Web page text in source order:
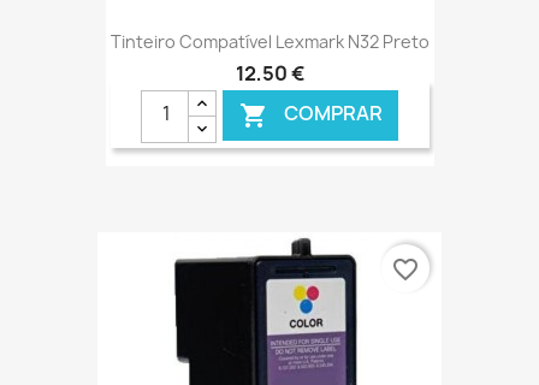
Tinteiro Compatível Lexmark N32 Preto
12,50 €
 COMPRAR
favorite_border